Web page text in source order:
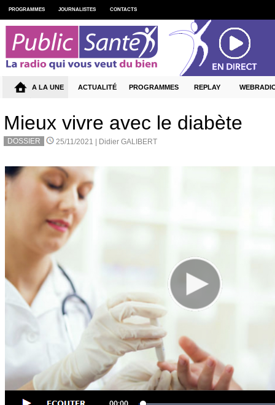
Mieux vivre avec le diabète
DOSSIER 25/11/2021 | Didier GALIBERT
PROGRAMMES JOURNALISTES CONTACTS
A LA UNE ACTUALITÉ PROGRAMMES REPLAY